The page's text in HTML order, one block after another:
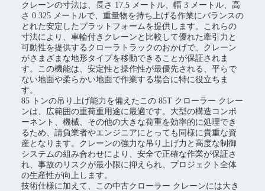
クレーンの寸法は、長さ 17.5 メートル、幅 3 メートル、高
さ 0.325 メートルで、重量物を持ち上げる作業にバランスの
とれた安定したプラットフォームを提供します。これらの
寸法により、車輪付きクレーンと比較して優れた牽引力と
可動性を提供するクローラトラックのおかげで、クレーン
がさまざまな地形タイプを移動できることが保証されま
す。この機能は、安定性と操作性が最優先される、平らで
ない地面や柔らかい地面で作業する場合に特に役立ちま
す。
85 トンの吊り上げ能力を備えたこの 85T クローラー クレー
ンは、広範囲の重荷重用途に最適です。大型の構造コンポ
ーネント、機械、その他の大きな荷重を効率的に処理でき
るため、請負業者やエンジニアにとっても同様に貴重な資
産となります。クレーンの強力な吊り上げ力と高度な制御
システムの組み合わせにより、安全で正確な作業が保証さ
れ、事故のリスクが最小限に抑えられ、プロジェクト全体
の生産性が向上します。
技術仕様に加えて、この中古クローラー クレーンには大き